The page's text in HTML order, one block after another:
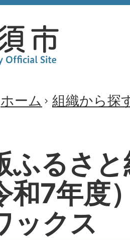
ホーム 組織から探
ふるさ
和7年度
ックス